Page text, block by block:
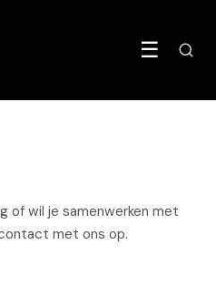
☰
of wil je samenwerken met
met ons op.